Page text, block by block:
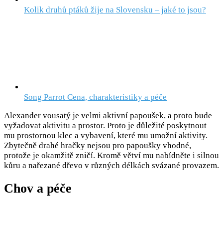
Kolik druhů ptáků žije na Slovensku – jaké to jsou?
Song Parrot Cena, charakteristiky a péče
Alexander vousatý je velmi aktivní papoušek, a proto bude
vyžadovat aktivitu a prostor. Proto je důležité poskytnout
mu prostornou klec a vybavení, které mu umožní aktivity.
Zbytečně drahé hračky nejsou pro papoušky vhodné,
protože je okamžitě zničí. Kromě větví mu nabídněte i silnou
kůru a nařezané dřevo v různých délkách svázané provazem.
Chov a péče